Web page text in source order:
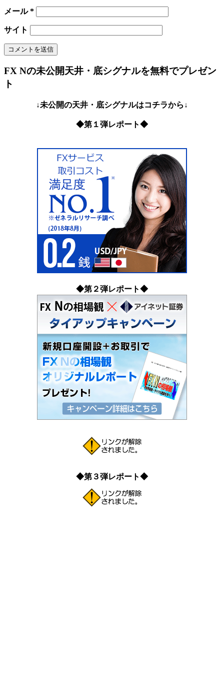
メール*
サイト
FX Nの未公開天井・底シグナルを無料でプレゼン
ト
↓未公開の天井・底シグナルはコチラから↓
◆第１弾レポート◆
◆第２弾レポート◆
◆第３弾レポート◆